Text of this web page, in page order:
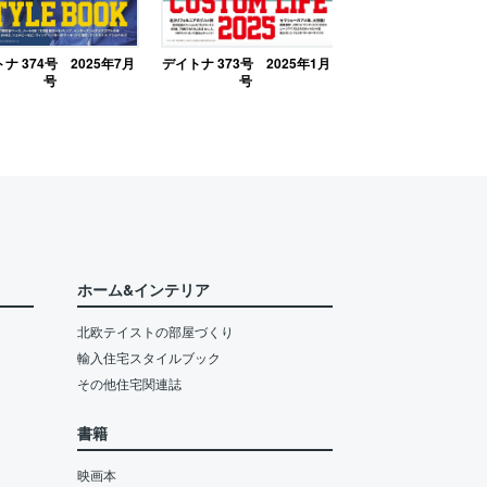
ナ 374号 2025年7月
号
デイトナ 373号 2025年1月
号
ホーム&インテリア
北欧テイストの部屋づくり
輸入住宅スタイルブック
その他住宅関連誌
書籍
映画本